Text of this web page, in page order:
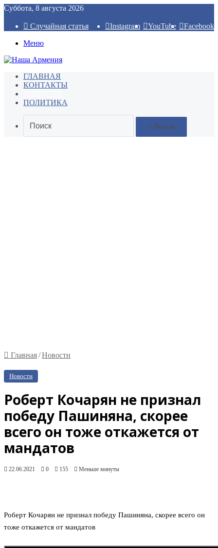
Суббота, 8 августа 2026
Facebook
YouTube
Instagram
Случайная статья
Меню
ГЛАВНАЯ
КОНТАКТЫ
ПОЛИТИКА
Поиск
Главная/Новости
Новости
Роберт Кочарян не признал
победу Пашиняна, скорее
всего он тоже откажется от
мандатов
22.06.2021 0 155 Меньше минуты
Роберт Кочарян не признал победу Пашиняна, скорее всего он
тоже откажется от мандатов